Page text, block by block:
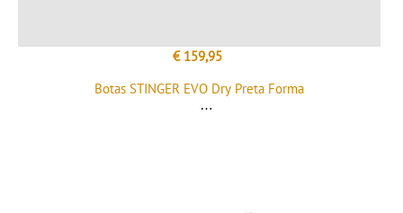
€ 159,95
Botas STINGER EVO Dry Preta Forma